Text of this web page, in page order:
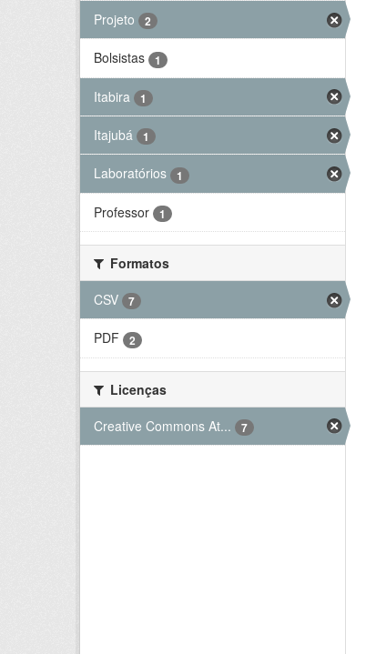
Projeto 2
Bolsistas 1
Itabira 1
Itajubá 1
Laboratórios 1
Professor 1
Formatos
CSV
7
PDF 2
Licenças
Creative Commons At...
7